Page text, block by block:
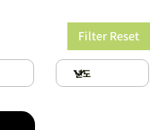
Filter Reset